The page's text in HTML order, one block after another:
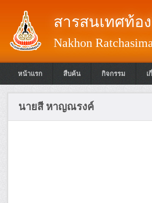
สารสนเทศท้อ
Nakhon
หน้าแรก สืบค้น กิจกรรม เ
นายสี หาญณรงค์